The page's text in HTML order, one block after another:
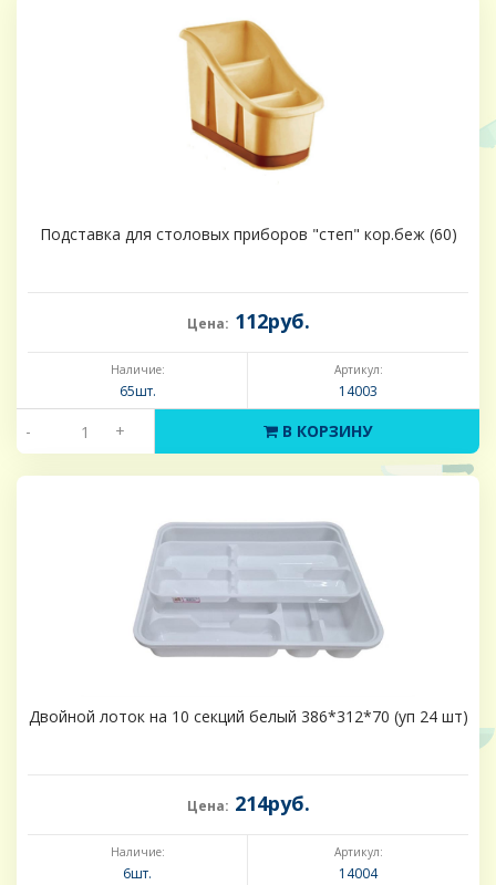
Подставка для столовых приборов "степ" кор.беж (60)
Цена: 112руб.
Наличие:
65шт.
Артикул:
14003
- + В КОРЗИНУ
Двойной лоток на 10 секций белый 386*312*70 (уп 24 шт)
Цена: 214руб.
Наличие:
6шт.
Артикул:
14004